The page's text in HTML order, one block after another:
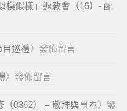
模似樣」返教會（16）- 配
目巡禮〉發佈留言
〉發佈留言
（0362） – 敬拜與事奉〉發